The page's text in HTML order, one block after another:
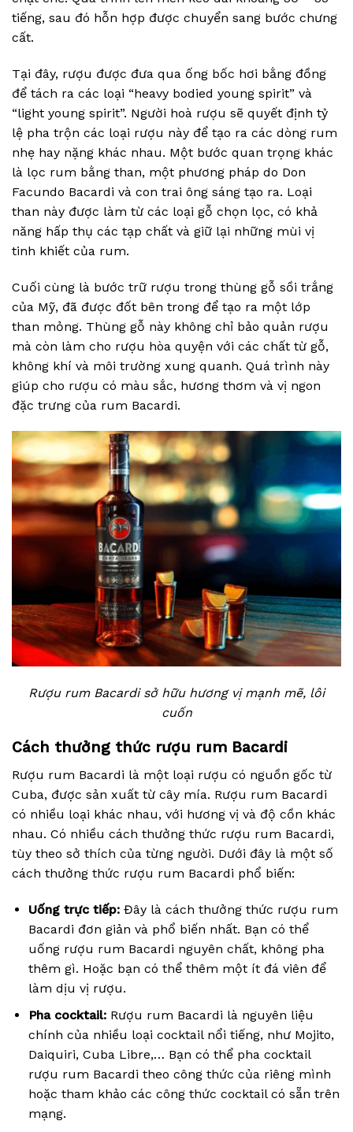
tiếng, sau đó hỗn hợp được chuyển sang bước chưng
cất.
Tại đây, rượu được đưa qua ống bốc hơi bằng đồng
để tách ra các loại “heavy bodied young spirit” và
“light young spirit”. Người hoà rượu sẽ quyết định tỷ
lệ pha trộn các loại rượu này để tạo ra các dòng rum
nhẹ hay nặng khác nhau. Một bước quan trọng khác
là lọc rum bằng than, một phương pháp do Don
Facundo Bacardi và con trai ông sáng tạo ra. Loại
than này được làm từ các loại gỗ chọn lọc, có khả
năng hấp thụ các tạp chất và giữ lại những mùi vị
tinh khiết của rum.
Cuối cùng là bước trữ rượu trong thùng gỗ sồi trắng
của Mỹ, đã được đốt bên trong để tạo ra một lớp
than mỏng. Thùng gỗ này không chỉ bảo quản rượu
mà còn làm cho rượu hòa quyện với các chất từ gỗ,
không khí và môi trường xung quanh. Quá trình này
giúp cho rượu có màu sắc, hương thơm và vị ngon
đặc trưng của rum Bacardi.
Rượu rum Bacardi sở hữu hương vị mạnh mẽ, lôi
cuốn
Cách thưởng thức rượu rum Bacardi
Rượu rum Bacardi là một loại rượu có nguồn gốc từ
Cuba, được sản xuất từ cây mía. Rượu rum Bacardi
có nhiều loại khác nhau, với hương vị và độ cồn khác
nhau. Có nhiều cách thưởng thức rượu rum Bacardi,
tùy theo sở thích của từng người. Dưới đây là một số
cách thưởng thức rượu rum Bacardi phổ biến:
Uống trực tiếp:Đây là cách thưởng thức rượu rum
Bacardi đơn giản và phổ biến nhất. Bạn có thể
uống rượu rum Bacardi nguyên chất, không pha
thêm gì. Hoặc bạn có thể thêm một ít đá viên để
làm dịu vị rượu.
Pha cocktail:Rượu rum Bacardi là nguyên liệu
chính của nhiều loại cocktail nổi tiếng, như Mojito,
Daiquiri, Cuba Libre,… Bạn có thể pha cocktail
rượu rum Bacardi theo công thức của riêng mình
hoặc tham khảo các công thức cocktail có sẵn trên
mạng.